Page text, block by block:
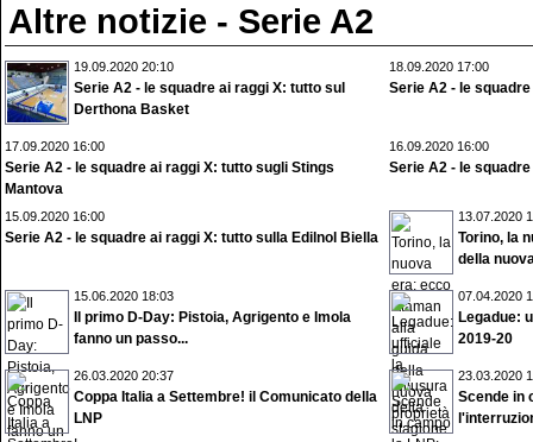
Altre notizie - Serie A2
19.09.2020 20:10
Serie A2 - le squadre ai raggi X: tutto sul
Derthona Basket
18.09.2020 17:00
Serie A2 - le
17.09.2020 16:00
Serie A2 - le squadre ai raggi X: tutto sugli Stings
Mantova
16.09.2020 16:00
Serie A2 - le
15.09.2020 16:00
Serie A2 - le squadre ai raggi X: tutto sulla Edilnol Biella
13.07.2020
Torino, la
della
15.06.2020 18:03
Il primo D-Day: Pistoia, Agrigento e Imola
fanno un passo...
07.04.2020
Legadue:
2019-20
26.03.2020 20:37
Coppa Italia a Settembre! il Comunicato della
LNP
23.03.2020
Scende in